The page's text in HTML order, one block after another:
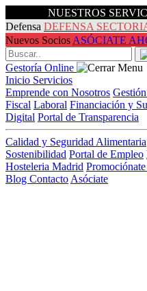
NUESTROS
Defensa DEFENSA
Nuevos Socios ASÓCIATE
Gestoría Online
Inicio Servicios
Emprende con Nosotros
Fiscal Laboral Financiación y
Digital Portal de Transparencia
Calidad y Seguridad Alimentaria
Sostenibilidad Portal de Empleo
Hosteleria Madrid
Blog Contacto Asóciate